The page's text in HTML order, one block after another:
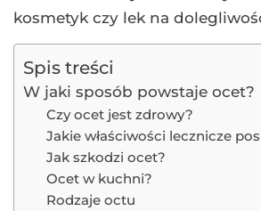
kosmetyk czy lek na
Spis treści
W jaki sposób powstaje ocet?
Czy ocet jest zdrowy?
Jakie właściwości lecznicze
Jak szkodzi ocet?
Ocet w kuchni?
Rodzaje octu